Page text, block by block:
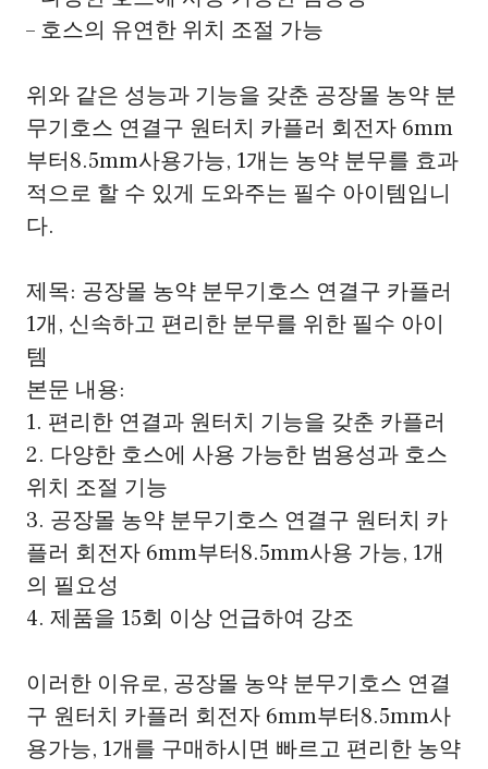
– 호스의 유연한 위치 조절 가능
위와 같은 성능과 기능을 갖춘 공장몰 농약 분
무기호스 연결구 원터치 카플러 회전자 6mm
부터8.5mm사용가능, 1개는 농약 분무를 효과
적으로 할 수 있게 도와주는 필수 아이템입니
다.
제목: 공장몰 농약 분무기호스 연결구 카플러
1개, 신속하고 편리한 분무를 위한 필수 아이
템
본문 내용:
1. 편리한 연결과 원터치 기능을 갖춘 카플러
2. 다양한 호스에 사용 가능한 범용성과 호스
위치 조절 기능
3. 공장몰 농약 분무기호스 연결구 원터치 카
플러 회전자 6mm부터8.5mm사용 가능, 1개
의 필요성
4. 제품을 15회 이상 언급하여 강조
이러한 이유로, 공장몰 농약 분무기호스 연결
구 원터치 카플러 회전자 6mm부터8.5mm사
용가능, 1개를 구매하시면 빠르고 편리한 농약